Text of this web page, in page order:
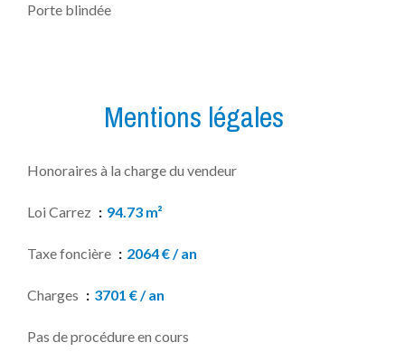
Porte blindée
Mentions légales
Honoraires à la charge du vendeur
Loi Carrez 94.73 m²
Taxe foncière 2064 € / an
Charges 3701 € / an
Pas de procédure en cours